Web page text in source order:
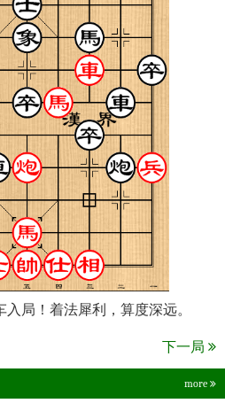
局！着法犀利，算度深远。
下一局
more